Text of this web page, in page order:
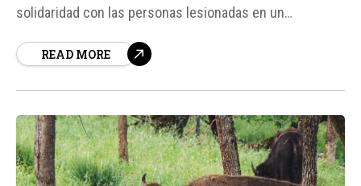
solidaridad con las personas lesionadas en un
durante las fiestas patronales en honor a San Juan
READ MORE